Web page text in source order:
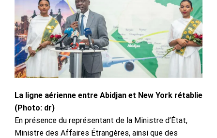
La ligne aérienne entre Abidjan et New York rétablie
(Photo: dr)
En présence du représentant de la Ministre d’État,
Ministre des Affaires Étrangères, ainsi que des